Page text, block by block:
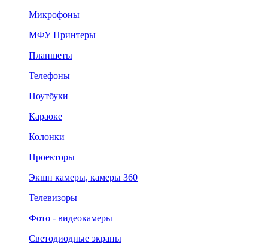
Микрофоны
МФУ Принтеры
Планшеты
Телефоны
Ноутбуки
Караоке
Колонки
Проекторы
Экшн камеры, камеры 360
Телевизоры
Фото - видеокамеры
Светодиодные экраны